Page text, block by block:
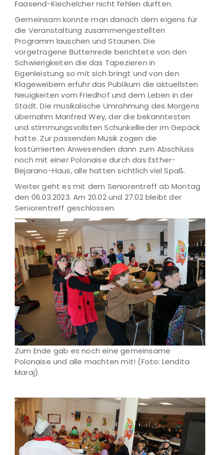
Faasend-Kiechelcher nicht fehlen durften.
Gemeinsam konnte man danach dem eigens für
die Veranstaltung zusammengestellten
Programm lauschen und Staunen. Die
vorgetragene Büttenrede berichtete von den
Schwierigkeiten die das Tapezieren in
Eigenleistung so mit sich bringt und von den
Klageweibern erfuhr das Publikum die aktuellsten
Neuigkeiten vom Friedhof und dem Leben in der
Stadt. Die musikalische Umrahmung des Morgens
übernahm Manfred Wey, der die bekanntesten
und stimmungsvollsten Schunkellieder im Gepäck
hatte. Zur passenden Musik zogen die
kostümierten Anwesenden dann zum Abschluss
noch mit einer Polonaise durch das Esther-
Bejarano-Haus, alle hatten sichtlich viel Spaß.
Weiter geht es mit dem Seniorentreff ab Montag
den 06.03.2023. Am 20.02 und 27.02 bleibt der
Seniorentreff geschlossen.
Zum Ende gab es noch eine gemeinsame
Polonaise und alle machten mit! (Foto: Lendita
Maraj)